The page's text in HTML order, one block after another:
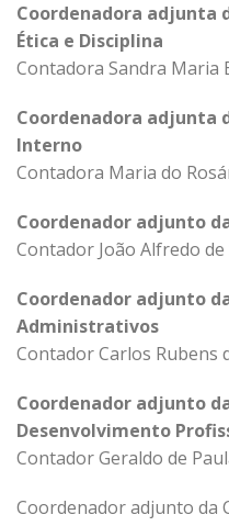
Coordenadora adjunta
Ética e Disciplina
Contadora Sandra Maria
Coordenadora adjunta
Interno
Contadora Maria do
Coordenador adjunto
Contador João Alfredo de
Coordenador adjunto
Administrativos
Contador Carlos Rubens
Coordenador adjunto
Desenvolvimento
Contador Geraldo de
Coordenador adjunto da